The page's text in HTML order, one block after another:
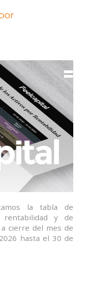
la tabla de
y de
cierre del mes de
hasta el 30 de